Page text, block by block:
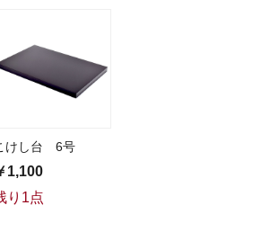
けし台 6号
1,100
り1点